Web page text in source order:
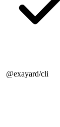
@exayard/cli